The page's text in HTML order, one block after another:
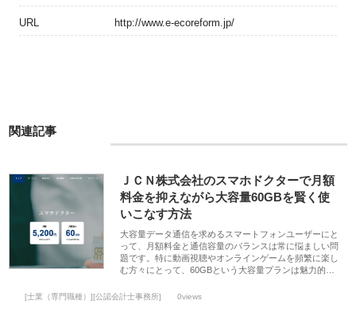
URL http://www.e-ecoreform.jp/
関連記事
ＪＣＮ株式会社のスマホドクターで月額
料金を抑えながら大容量60GBを賢く使
いこなす方法
大容量データ通信を求めるスマートフォンユーザーにと
って、月額料金と通信容量のバランスは常に悩ましい問
題です。特に動画視聴やオンラインゲームを頻繁に楽し
む方々にとって、60GBという大容量プランは魅力的…
[士業（専門職種）][公認会計士事務所] 0views